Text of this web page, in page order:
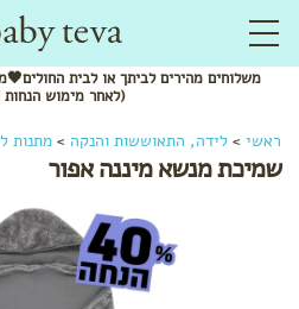
משלוחיםמהיריםלביתך או לבית
(לאחר מימוש הנחות
ראשי > לידה, התאוששות והנקה > מתנות
שמיכת מנשא מיננה אפור